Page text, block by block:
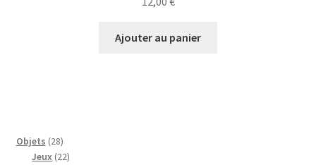
Ajouter au panier
Objets 2828
produits
Jeux 2222